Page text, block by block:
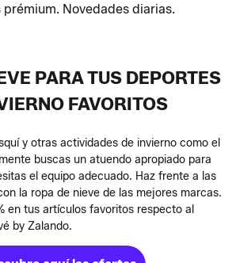
prémium. Novedades diarias.
PARA TUS DEPORTES
FAVORITOS
y otras actividades de invierno como el
buscas un atuendo apropiado para
el equipo adecuado. Haz frente a las
la ropa de nieve de las mejores marcas.
en tus artículos favoritos respecto al
by Zalando.